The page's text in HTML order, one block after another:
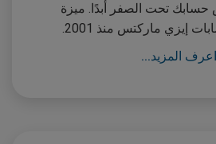
حسابك تحت الصفر أبدًا. ميزة
إيزي ماركتس منذ 2001.
اعرف المزيد...